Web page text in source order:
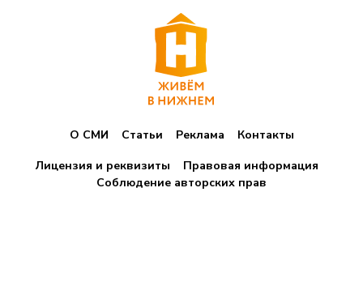
О СМИ Статьи Реклама
Контакты
Лицензия и реквизиты
Правовая информация
Соблюдение авторских прав